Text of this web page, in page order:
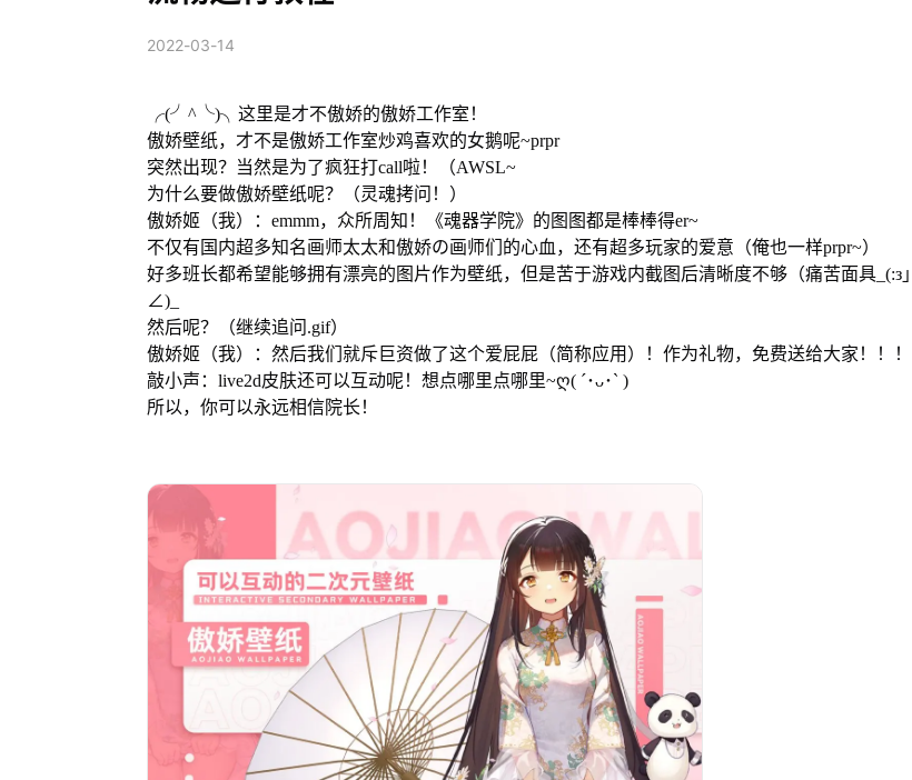
2022-03-14
╭(╯^╰)╮这里是才不傲娇的傲娇工作室！
傲娇壁纸，才不是傲娇工作室炒鸡喜欢的女鹅呢~prpr
突然出现？当然是为了疯狂打call啦！（AWSL~
为什么要做傲娇壁纸呢？（灵魂拷问！）
傲娇姬（我）：emmm，众所周知！《魂器学院》的图图都是棒棒得er~
不仅有国内超多知名画师太太和傲娇の画师们的心血，还有超多玩家的爱意（俺也一样prpr~）
好多班长都希望能够拥有漂亮的图片作为壁纸，但是苦于游戏内截图后清晰度不够（痛苦面具_(:з」
∠)_
然后呢？（继续追问.gif）
傲娇姬（我）：然后我们就斥巨资做了这个爱屁屁（简称应用）！作为礼物，免费送给大家！！！
敲小声：live2d皮肤还可以互动呢！想点哪里点哪里~ღ( ´･ᴗ･` )
所以，你可以永远相信院长！